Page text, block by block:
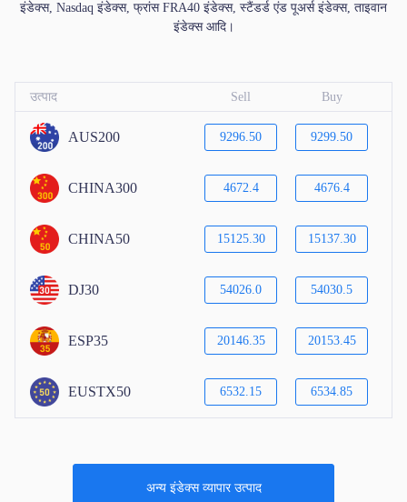
इंडेक्स, Nasdaq इंडेक्स, फ्रांस FRA40 इंडेक्स, स्टैंडर्ड एंड पूअर्स इंडेक्स, ताइवान
इंडेक्स आदि।
उत्पाद Sell Buy
AUS200 9296.50 9299.50
CHINA300 4672.4 4676.4
CHINA50 15125.30 15137.30
DJ30 54026.0 54030.5
ESP35 20146.35 20153.45
EUSTX50 6532.15 6534.85
अन्य इंडेक्स व्यापार उत्पाद